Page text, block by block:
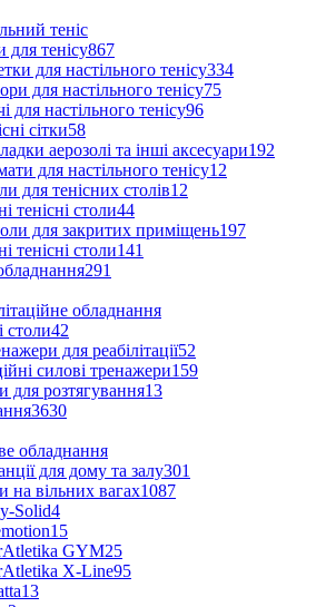
теніс
для тенісу867
для настільного тенісу334
для настільного тенісу75
для настільного тенісу96
сітки58
аерозолі та інші аксесуари192
для настільного тенісу12
для тенісних столів12
тенісні столи44
для закритих приміщень197
тенісні столи141
291
обладнання
столи42
для реабілітації52
силові тренажери159
для розтягування13
3630
обладнання
для дому та залу301
на вільних вагах1087
Solid4
15
GYM25
X-Line95
13